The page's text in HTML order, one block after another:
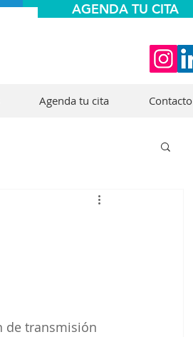
AGENDA TU CITA
Agenda tu cita Contacto
de transmisión